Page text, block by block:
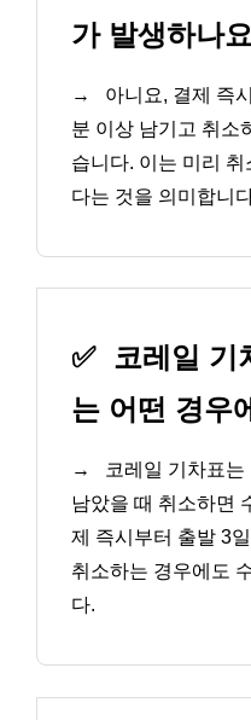
가 발생하나
→
아니요, 결제 즉
분 이상 남기고 취소
습니다. 이는 미리
다는 것을 의미합니
✅ 코레일 기
는 어떤 경우
→
코레일 기차표
남았을 때 취소하면
제 즉시부터 출발 3
취소하는 경우에도
다.